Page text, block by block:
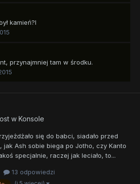
kamień?l
przynajmniej tam w środku.
w Konsole
się do babci, siadało przed
jak Ash sobie biega po Jotho, czy Kanto
specjalnie, raczej jak leciało, to...
13 odpowiedzi